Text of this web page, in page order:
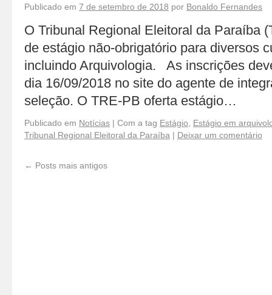
Publicado em 7 de setembro de 2018 por Bonaldo Fernandes
O Tribunal Regional Eleitoral da Paraíba
de estágio não-obrigatório para diversos
incluindo Arquivologia. As inscrições
dia 16/09/2018 no site do agente de
seleção. O TRE-PB oferta estágio…
Publicado em Notícias | Com a tag Estágio
Estágio em
Tribunal Regional Eleitoral da Paraíba | Deixar um comentário
← Posts mais antigos